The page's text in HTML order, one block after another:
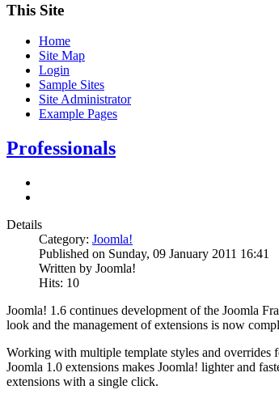
This Site
Home
Site Map
Login
Sample Sites
Site Administrator
Example Pages
Professionals
Details
Category: Joomla!
Published on Sunday, 09 January 2011 16:41
Written by Joomla!
Hits: 10
Joomla! 1.6 continues development of the Joomla
look and the management of extensions is now
Working with multiple template styles and overrides
Joomla 1.0 extensions makes Joomla! lighter and
extensions with a single click.